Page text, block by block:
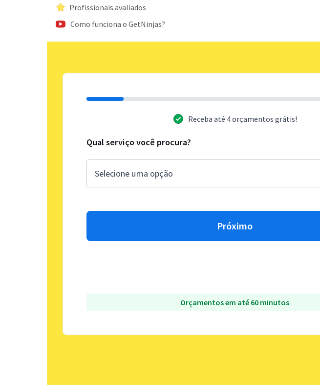
Profissionais avaliados
Como funciona o GetNinjas?
Receba até 4 orçamentos grátis!
Qual serviço você procura?
Próximo
Orçamentos em até 60 minutos